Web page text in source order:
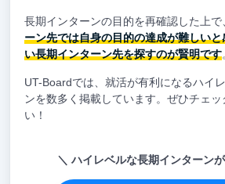
長期インターンの目的を再確認した上で
ーン先では自身の目的の達成が難しい
い長期インターン先を探すのが賢明です
UT-Boardでは、就活が有利になるハイ
ンを数多く掲載しています。ぜひチェッ
い！
ハイレベルな長期インターン